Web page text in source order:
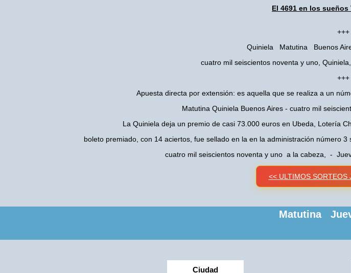
El 4691 en los
+++
Quiniela Matutina Buenos
cuatro mil seiscientos noventa y uno,
+++
Apuesta directa por extensión: es aquella que se realiza a un
Matutina Quiniela Buenos Aires - cuatro mil
La Quiniela deja un premio de casi 73.000 euros en Ubeda, Lotería
boleto premiado, con 14 aciertos, fue sellado en la en la administración número
cuatro mil seiscientos noventa y uno a la cabeza, -
<< ULTIMOS SORTEOS
Matutina
Ciudad